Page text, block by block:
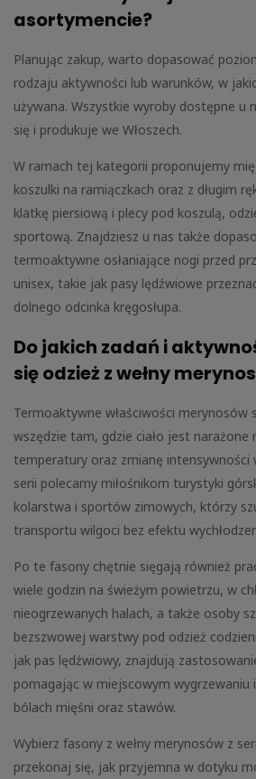
asortymencie?
Planując zakup, warto dopasować
rodzaju aktywności lub warunków, w
używana. Wszystkie wyroby dostępne u
się i produkuje we Włoszech.
W ramach tej kategorii proponujemy
koszulki na ramiączkach oraz z długim
klatkę piersiową i plecy pod koszulą,
sportową. Znajdziesz u nas także
termoaktywne osłaniające nogi przed
unisex, takie jak pasy lędźwiowe
dolnego odcinka kręgosłupa.
Do jakich zadań i
się odzież z wełny
Termoaktywne właściwości merynosów
wszędzie tam, gdzie ciało jest narażone
temperatury oraz zmianę intensywności
serii polecamy miłośnikom turystyki
kolarstwa i sportów zimowych, którzy
transportu wilgoci bez efektu
Po te fasony chętnie sięgają również
wiele godzin na świeżym powietrzu, w
nieogrzewanych halach, a także osoby
bezszwowej warstwy pod odzież
jak pas lędźwiowy, znajdują
pomagając w miejscowym wygrzewaniu
bólach mięśni oraz stawów.
Wybierz fasony z wełny merynosów z
przekonaj się, jak przyjemna w dotyku